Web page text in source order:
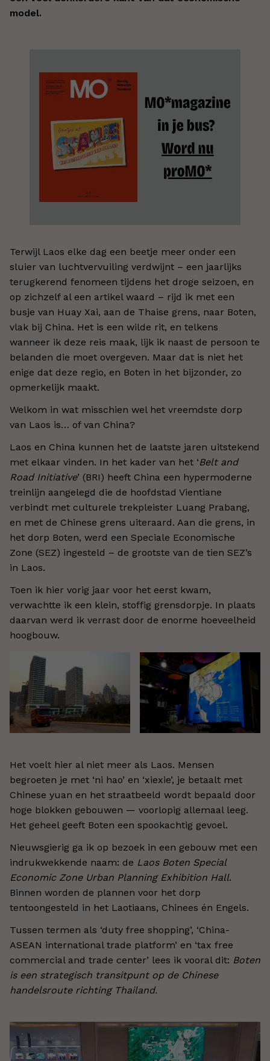
model.
Terwijl Laos elke dag een beetje meer onder een
sluier van luchtvervuiling verdwijnt – een jaarlijks
terugkerend fenomeen tijdens het droge seizoen, en
op zichzelf al een artikel waard – rijd ik met een
busje van Huay Xai, aan de Thaise grens, naar Boten,
vlak bij China. Het is een wilde rit, en telkens
wanneer ik deze reis maak, lijk ik naast de persoon te
belanden die moet overgeven. Maar dat is niet het
enige dat deze regio, en Boten in het bijzonder, zo
opmerkelijk maakt.
Welkom in wat misschien wel het vreemdste dorp
van Laos is… of van China?
Laos en China kunnen het de laatste jaren uitstekend
met elkaar vinden. In het kader van het ‘Belt and
Road Initiative’ (BRI) heeft China een hypermoderne
treinlijn aangelegd die de hoofdstad Vientiane
verbindt met culturele trekpleister Luang Prabang,
en met de Chinese grens uiteraard. Aan die grens, in
het dorp Boten, werd een Speciale Economische
Zone (SEZ) ingesteld – de grootste van de tien SEZ’s
in Laos.
Toen ik hier vorig jaar voor het eerst kwam,
verwachtte ik een klein, stoffig grensdorpje. In plaats
daarvan werd ik verrast door de enorme hoeveelheid
hoogbouw.
Het voelt hier al niet meer als Laos. Mensen
begroeten je met ‘ni hao’ en ‘xiexie’, je betaalt met
Chinese yuan en het straatbeeld wordt bepaald door
hoge blokken gebouwen — voorlopig allemaal leeg.
Het geheel geeft Boten een spookachtig gevoel.
Nieuwsgierig ga ik op bezoek in een gebouw met een
indrukwekkende naam: de Laos Boten Special
Economic Zone Urban Planning Exhibition Hall.
Binnen worden de plannen voor het dorp
tentoongesteld in het Laotiaans, Chinees én Engels.
Tussen termen als ‘duty free shopping’, ‘China-
ASEAN international trade platform’ en ‘tax free
commercial and trade center’ lees ik vooral dit: Boten
is een strategisch transitpunt op de Chinese
handelsroute richting Thailand.